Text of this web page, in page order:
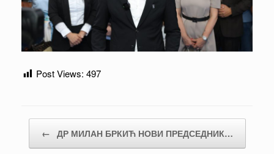
Post Views: 497
← ДР МИЛАН БРКИЋ НОВИ ПРЕДСЕДНИК…